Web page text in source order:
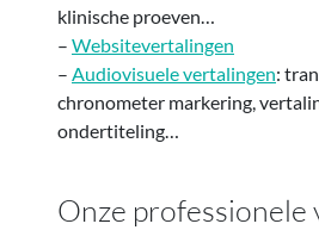
klinische proeven…
– Websitevertalingen
– Audiovisuele vertalingen:
chronometer markering,
ondertiteling…
Onze professionele